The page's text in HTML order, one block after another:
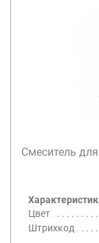
Смеситель
Цвет
Штрихкод